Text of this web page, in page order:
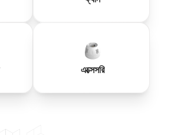
এক্সেসরি